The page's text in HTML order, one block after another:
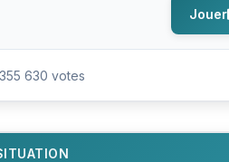
Jouer
355 630 votes